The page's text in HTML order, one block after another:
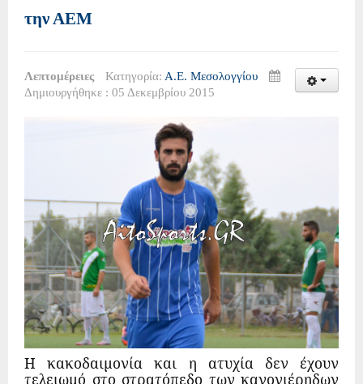
την ΑΕΜ
Λεπτομέρειες Κατηγορία: Α.Ε. Μεσολογγίου
Δημιουργήθηκε : 05 Δεκεμβρίου 2015
Η κακοδαιμονία και η ατυχία δεν έχουν
τελειωμό στο στρατόπεδο των κανονιέρηδων